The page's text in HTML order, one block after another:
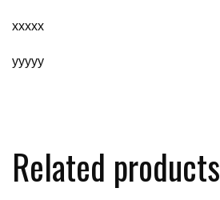
xxxxx
yyyyy
Related products